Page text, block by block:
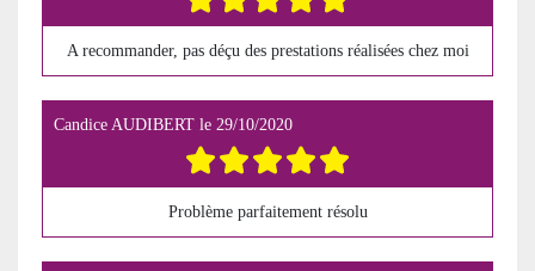
A recommander, pas déçu des prestations réalisées chez moi
Candice AUDIBERT le 29/10/2020
Problème parfaitement résolu